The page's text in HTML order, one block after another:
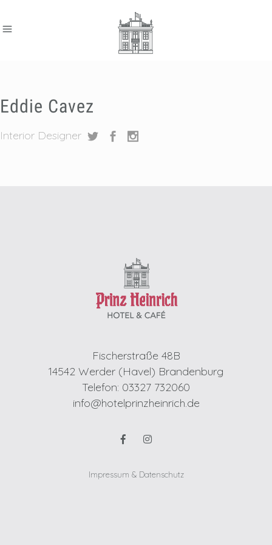
Eddie Cavez
Interior Designer
Fischerstraße 48B
14542 Werder (Havel) Brandenburg
Telefon: 03327 732060
info@hotelprinzheinrich.de
Impressum & Datenschutz